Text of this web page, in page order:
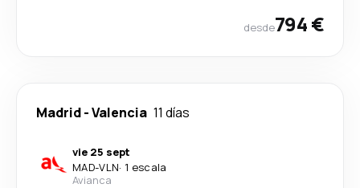
desde794 €
Madrid-Valencia 11 días
vie 25 sept
MAD-VLN· 1 escala
Avianca